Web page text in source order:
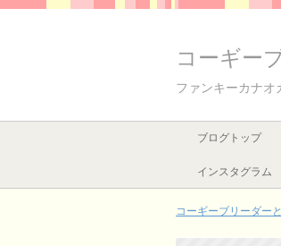
コーギー
ファンキーカナオ
ブログトップ
インスタグラム
コーギーブリーダー